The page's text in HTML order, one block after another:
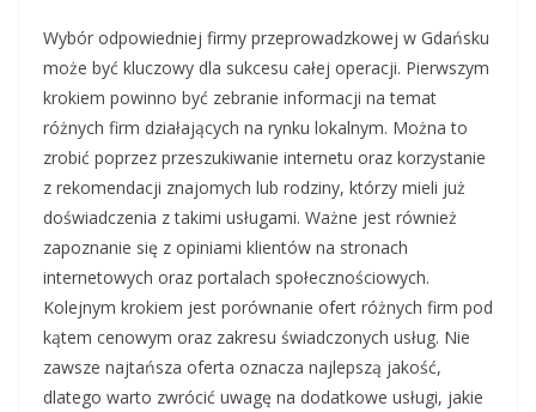
Wybór odpowiedniej firmy przeprowadzkowej w Gdańsku
może być kluczowy dla sukcesu całej operacji. Pierwszym
krokiem powinno być zebranie informacji na temat
różnych firm działających na rynku lokalnym. Można to
zrobić poprzez przeszukiwanie internetu oraz korzystanie
z rekomendacji znajomych lub rodziny, którzy mieli już
doświadczenia z takimi usługami. Ważne jest również
zapoznanie się z opiniami klientów na stronach
internetowych oraz portalach społecznościowych.
Kolejnym krokiem jest porównanie ofert różnych firm pod
kątem cenowym oraz zakresu świadczonych usług. Nie
zawsze najtańsza oferta oznacza najlepszą jakość,
dlatego warto zwrócić uwagę na dodatkowe usługi, jakie